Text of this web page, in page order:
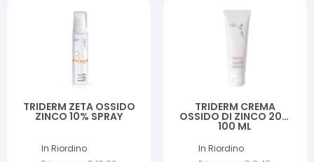
TRIDERM ZETA OSSIDO
ZINCO 10% SPRAY
In Riordino
TRIDERM CREMA
OSSIDO DI ZINCO 20%
100 ML
In Riordino